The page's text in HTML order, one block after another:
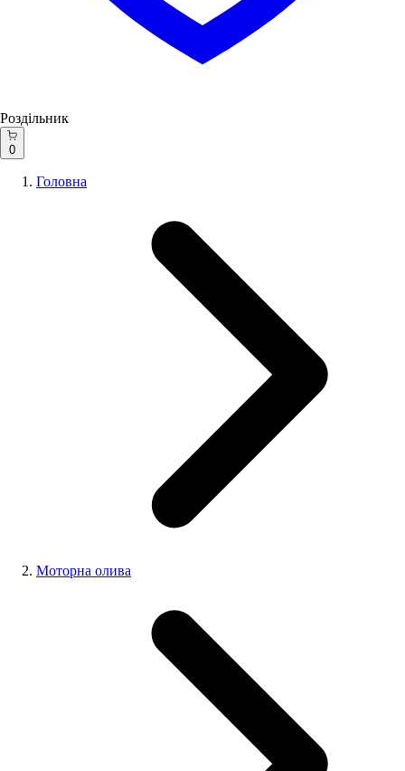
Роздільник
0
Головна
Моторна олива